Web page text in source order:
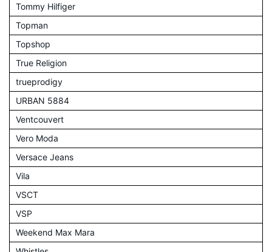
Tommy Hilfiger
Topman
Topshop
True Religion
trueprodigy
URBAN 5884
Ventcouvert
Vero Moda
Versace Jeans
Vila
VSCT
VSP
Weekend Max Mara